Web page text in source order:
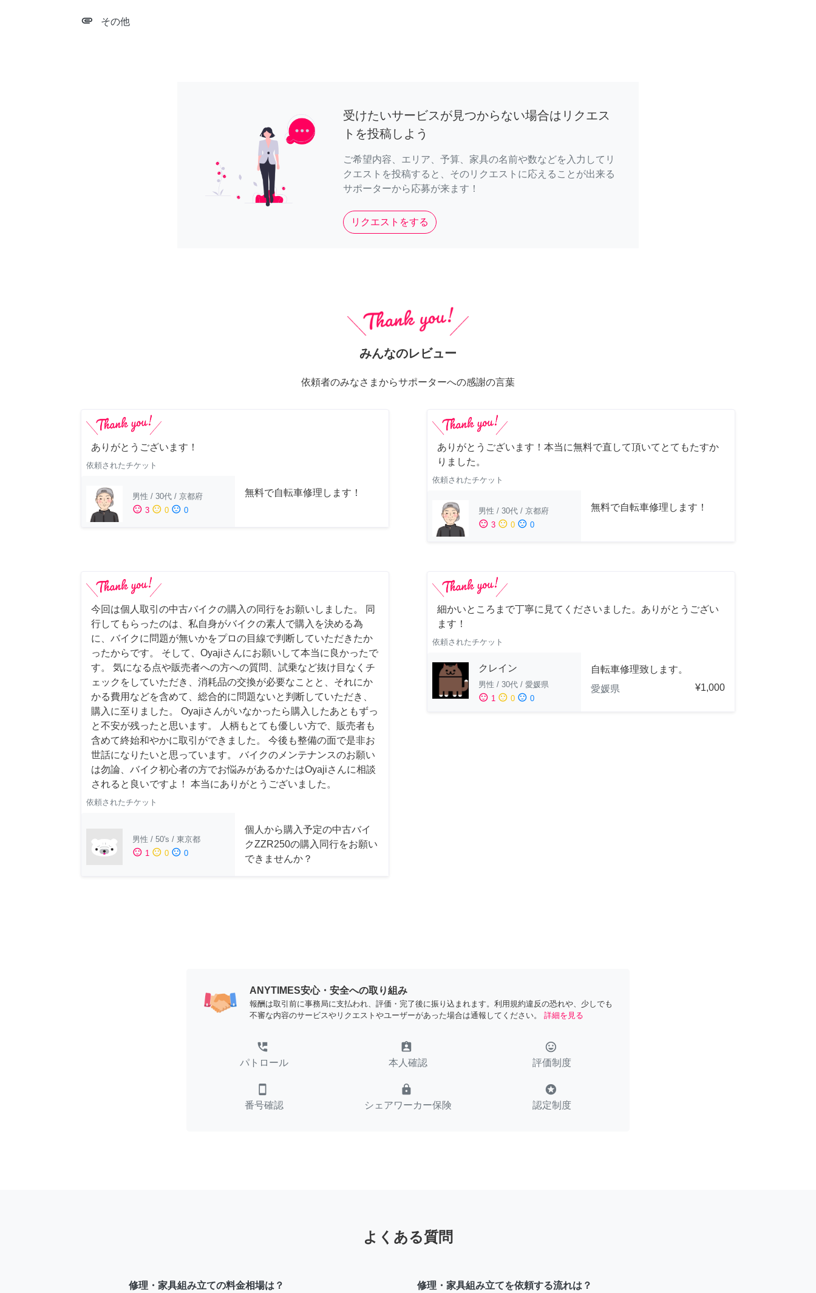
attachment その他
受けたいサービスが見つからない場合はリクエス
トを投稿しよう
ご希望内容、エリア、予算、家具の名前や数などを入力してリ
クエストを投稿すると、そのリクエストに応えることが出来る
サポーターから応募が来ます！
リクエストをする
みんなのレビュー
依頼者のみなさまからサポーターへの感謝の言葉
ありがとうございます！
依頼されたチケット
男性 / 30代 / 京都府
sentiment_satisfied 3 sentiment_neutral 0 sentiment_dissatisfied 0
無料で自転車修理します！
ありがとうございます！本当に無料で直して頂いてとてもたすか
りました。
依頼されたチケット
男性 / 30代 / 京都府
sentiment_satisfied 3 sentiment_neutral 0 sentiment_dissatisfied 0
無料で自転車修理します！
今回は個人取引の中古バイクの購入の同行をお願いしました。 同
行してもらったのは、私自身がバイクの素人で購入を決める為
に、バイクに問題が無いかをプロの目線で判断していただきたか
ったからです。 そして、Oyajiさんにお願いして本当に良かったで
す。 気になる点や販売者への方への質問、試乗など抜け目なくチ
ェックをしていただき、消耗品の交換が必要なことと、それにか
かる費用などを含めて、総合的に問題ないと判断していただき、
購入に至りました。 Oyajiさんがいなかったら購入したあともずっ
と不安が残ったと思います。 人柄もとても優しい方で、販売者も
含めて終始和やかに取引ができました。 今後も整備の面で是非お
世話になりたいと思っています。 バイクのメンテナンスのお願い
は勿論、バイク初心者の方でお悩みがあるかたはOyajiさんに相談
されると良いですよ！ 本当にありがとうございました。
依頼されたチケット
男性 / 50's / 東京都
sentiment_satisfied 1 sentiment_neutral 0 sentiment_dissatisfied 0
個人から購入予定の中古バイ
クZZR250の購入同行をお願い
できませんか？
細かいところまで丁寧に見てくださいました。ありがとうござい
ます！
依頼されたチケット
クレイン
男性 / 30代 / 愛媛県
sentiment_satisfied 1 sentiment_neutral 0 sentiment_dissatisfied 0
自転車修理致します。
愛媛県
¥1,000
ANYTIMES安心・安全への取り組み
報酬は取引前に事務局に支払われ、評価・完了後に振り込まれます。利用規約違反の恐れや、少しでも
不審な内容のサービスやリクエストやユーザーがあった場合は通報してください。
詳細を見る
perm_phone_msg
パトロール
assignment_ind
本人確認
tag_faces
評価制度
smartphone
番号確認
lock
シェアワーカー保険
stars
認定制度
よくある質問
修理・家具組み立ての料金相場は？ 修理・家具組み立てを依頼する流れは？